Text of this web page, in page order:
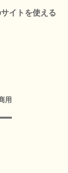
イトを使える
用